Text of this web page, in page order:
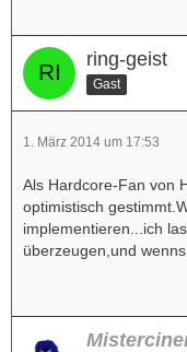
ring-geist
Gast
1. März 2014 um 17:53
Als Hardcore-Fan von
optimistisch
implementieren...ich
überzeugen,und